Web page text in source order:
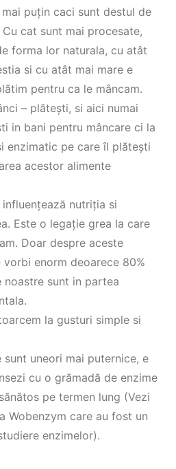
puțin caci sunt destul de
cat sunt mai procesate,
forma lor naturala, cu atât
si cu atât mai mare e
pentru ca le mâncam.
– plătești, si aici numai
in bani pentru mâncare ci la
enzimatic pe care îl plătești
acestor alimente
nutriția si
Este o legație grea la care
Doar despre aceste
enorm deoarece 80%
noastre sunt in partea
la gusturi simple si
sunt uneori mai puternice, e
cu o grămadă de enzime
pe termen lung (Vezi
Wobenzym care au fost un
enzimelor).